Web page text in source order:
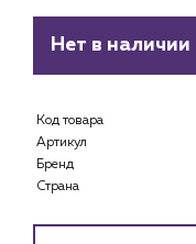
О компании
Нет в наличии
Код товара
Артикул
Бренд
Страна